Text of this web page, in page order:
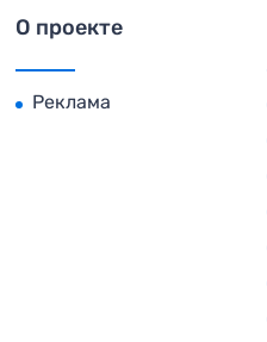
О проекте
Реклама